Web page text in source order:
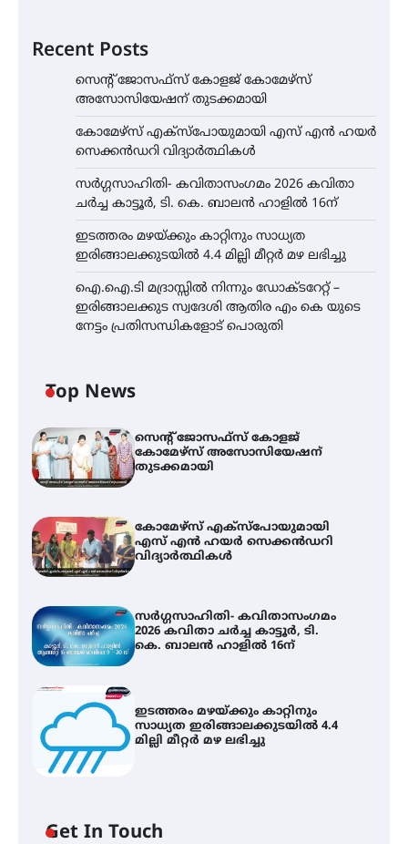
Recent Posts
സെന്റ് ജോസഫ്സ് കോളജ് കോമേഴ്‌സ്
അസോസിയേഷന് തുടക്കമായി
കോമേഴ്സ് എക്സ്പോയുമായി എസ് എൻ ഹയർ
സെക്കൻഡറി വിദ്യാർത്ഥികൾ
സർഗ്ഗസാഹിതി- കവിതാസംഗമം 2026 കവിതാ
ചർച്ച കാട്ടൂർ, ടി. കെ. ബാലൻ ഹാളിൽ 16ന്
ഇടത്തരം മഴയ്ക്കും കാറ്റിനും സാധ്യത
ഇരിങ്ങാലക്കുടയിൽ 4.4 മില്ലി മീറ്റർ മഴ ലഭിച്ചു
ഐ.ഐ.ടി മദ്രാസ്സിൽ നിന്നും ഡോക്ടറേറ്റ് –
ഇരിങ്ങാലക്കുട സ്വദേശി ആതിര എം കെ യുടെ
നേട്ടം പ്രതിസന്ധികളോട് പൊരുതി
Top News
സെന്റ് ജോസഫ്സ് കോളജ്
കോമേഴ്‌സ് അസോസിയേഷന്
തുടക്കമായി
കോമേഴ്സ് എക്സ്പോയുമായി
എസ് എൻ ഹയർ സെക്കൻഡറി
വിദ്യാർത്ഥികൾ
സർഗ്ഗസാഹിതി- കവിതാസംഗമം
2026 കവിതാ ചർച്ച കാട്ടൂർ, ടി.
കെ. ബാലൻ ഹാളിൽ 16ന്
ഇടത്തരം മഴയ്ക്കും കാറ്റിനും
സാധ്യത ഇരിങ്ങാലക്കുടയിൽ 4.4
മില്ലി മീറ്റർ മഴ ലഭിച്ചു
Get In Touch